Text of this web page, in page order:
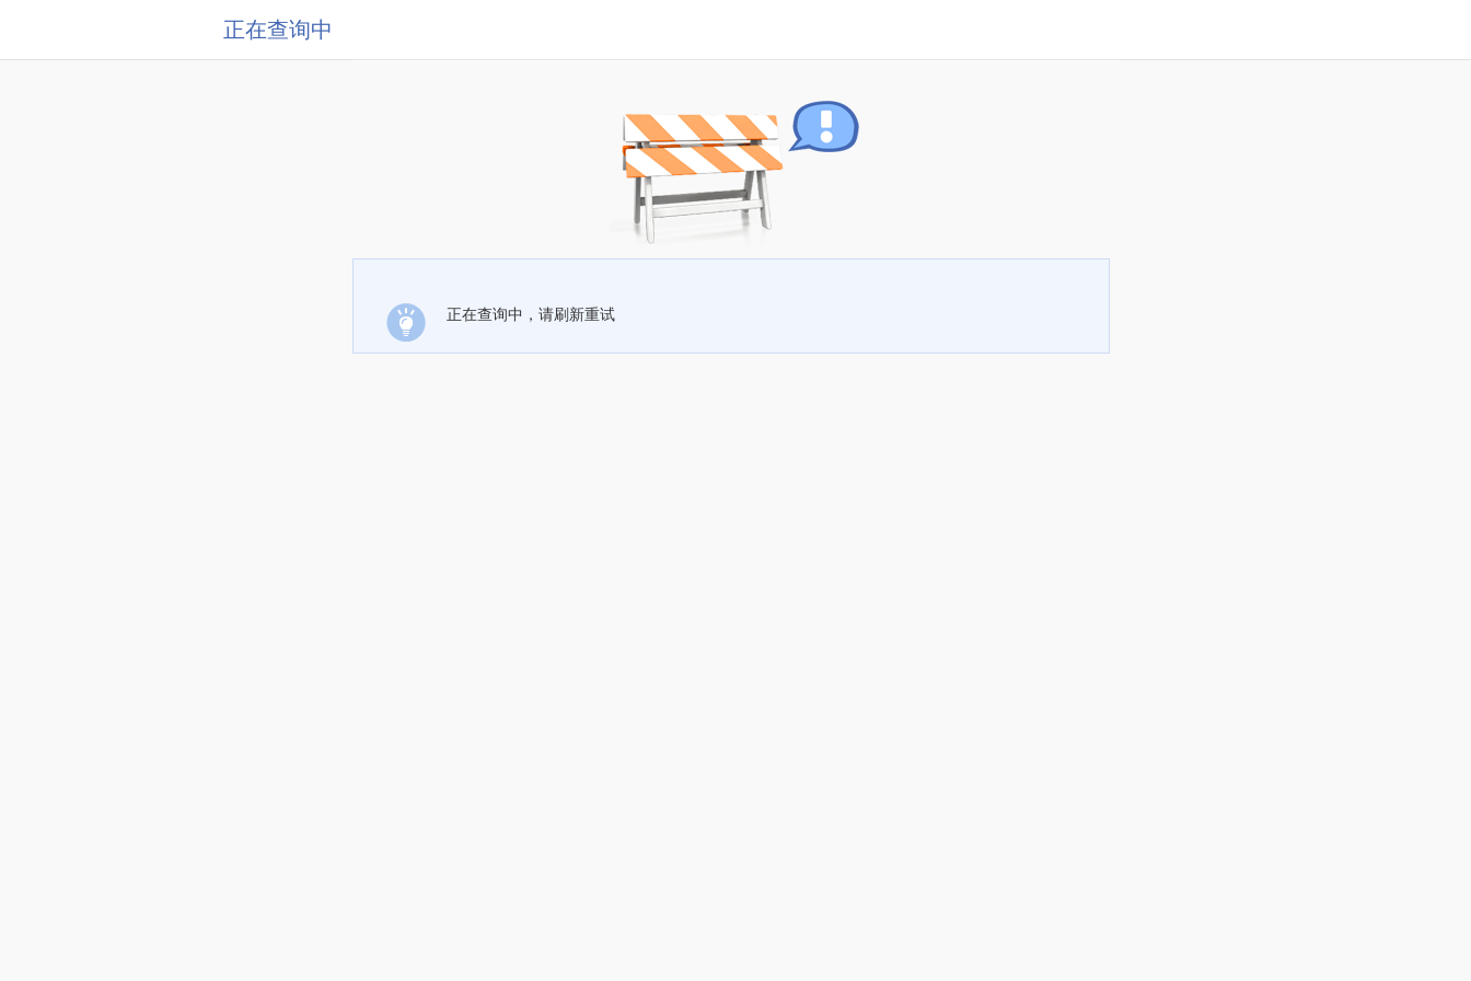
正在查询中
正在查询中，请刷新重试